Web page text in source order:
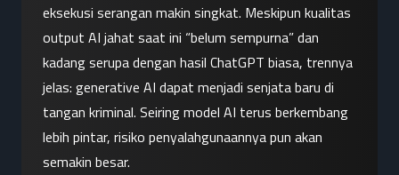
eksekusi serangan makin singkat. Meskipun kualitas
output AI jahat saat ini “belum sempurna” dan
kadang serupa dengan hasil ChatGPT biasa, trennya
jelas: generative AI dapat menjadi senjata baru di
tangan kriminal. Seiring model AI terus berkembang
lebih pintar, risiko penyalahgunaannya pun akan
semakin besar.